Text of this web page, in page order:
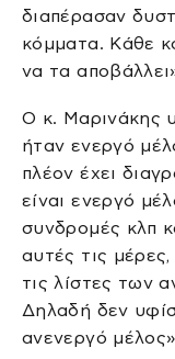
διαπέρασαν
κόμματα. Κάθε
να τα
Ο κ. Μαρινάκης
ήταν ενεργό
πλέον έχει
είναι ενεργό
συνδρομές κλπ
αυτές τις μέρες,
τις λίστες των
Δηλαδή δεν
ανενεργό